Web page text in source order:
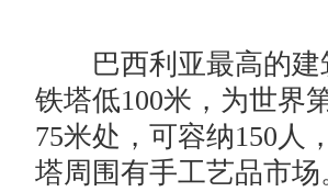
巴西利亚最高的建
铁塔低100米，为世界
75米处，可容纳150人
塔周围有手工艺品市场